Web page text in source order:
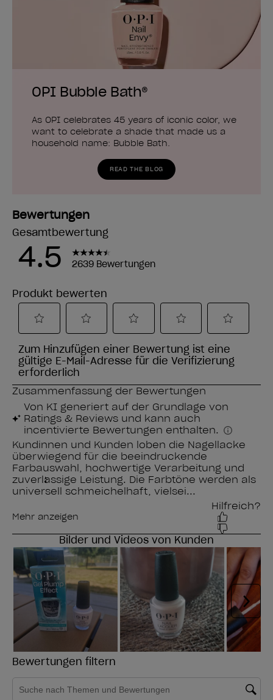
OPI Bubble Bath®
As OPI celebrates 45 years of iconic color, we
want to celebrate a shade that made us a
household name: Bubble Bath.
READ THE BLOG